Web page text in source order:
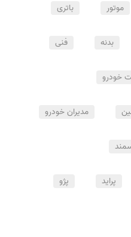
موتور باتری
بدنه فنی
خودرو
مدیران خودرو
پراید پژو